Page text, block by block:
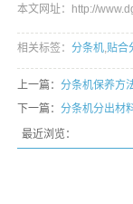
本文网址：http://
相关标签： 分条机,贴合
上一篇： 分条机保养方
下一篇： 分条机分出材
最近浏览：